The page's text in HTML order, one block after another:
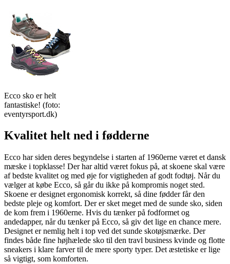
Ecco sko er helt
fantastiske! (foto:
eventyrsport.dk)
Kvalitet helt ned i fødderne
Ecco har siden deres begyndelse i starten af 1960erne været et dansk
mæske i topklasse! Der har altid været fokus på, at skoene skal være
af bedste kvalitet og med øje for vigtigheden af godt fodtøj. Når du
vælger at købe Ecco, så går du ikke på kompromis noget sted.
Skoene er designet ergonomisk korrekt, så dine fødder får den
bedste pleje og komfort. Der er sket meget med de sunde sko, siden
de kom frem i 1960erne. Hvis du tænker på fodformet og
andedapper, når du tænker på Ecco, så giv det lige en chance mere.
Designet er nemlig helt i top ved det sunde skotøjsmærke. Der
findes både fine højhælede sko til den travl business kvinde og flotte
sneakers i klare farver til de mere sporty typer. Det æstetiske er lige
så vigtigt, som komforten.